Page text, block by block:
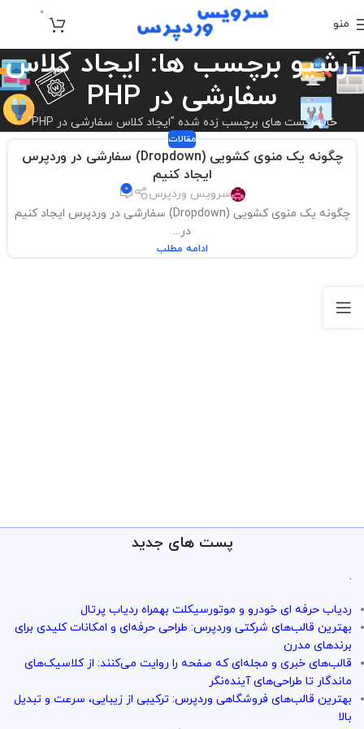
منو
0
آرشیو برچسب ها: ایجاد کلاس
سفارشی در PHP
خانه پست های برچسب زده شده "ایجاد کلاس سفارشی در PHP"
مقالات
چگونه یک منوی کشویی (Dropdown) سفارشی در وردپرس
ایجاد کنیم
سرویس وردپرس 0
چگونه یک منوی کشویی (Dropdown) سفارشی در وردپرس ایجاد کنیم
در...
ادامه مطلب
پست های جدید
.
ردیاب حرفه ای خودرو و موتورسیکلت بهمراه ردیاب پرتال
بهترین قالب‌های شرکتی وردپرس: طراحی حرفه‌ای و امکانات کلیدی برای
برندهای مدرن
قالب‌های خبری و مجله‌ای که صفحه را روایت می‌کنند: از کلاسیک‌های
ماندگار تا طراحی‌های آینده‌نگر
بهترین قالب‌های فروشگاهی وردپرس: ترکیبی از زیبایی، سرعت و تبدیل
بالا